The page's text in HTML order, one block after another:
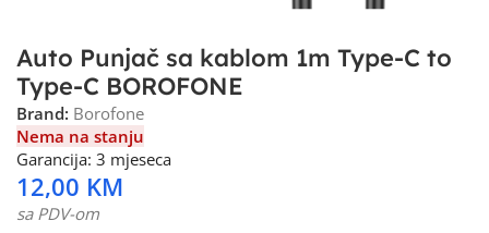
Auto Punjač sa kablom 1m Type-C to
Type-C BOROFONE
Brand: Borofone
Nema na stanju
Garancija: 3 mjeseca
12,00 KM
sa PDV-om